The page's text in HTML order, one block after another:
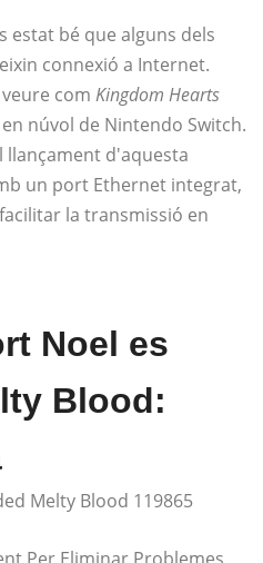
estat bé que alguns dels
connexió a Internet.
com Kingdom Hearts
núvol de Nintendo Switch.
llançament d'aquesta
un port Ethernet integrat,
la transmissió en
Noel es
Blood:
Melty Blood 119865